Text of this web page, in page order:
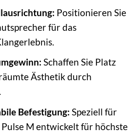
Positionieren Sie
für das
Schaffen Sie Platz
Ästhetik durch
Befestigung: Speziell für
M entwickelt für höchste